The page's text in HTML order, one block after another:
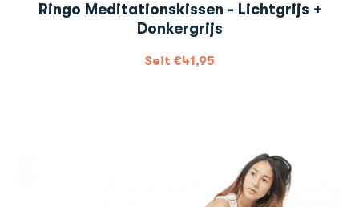
Ringo Meditationskissen - Lichtgrijs +
Donkergrijs
Seit €41,95